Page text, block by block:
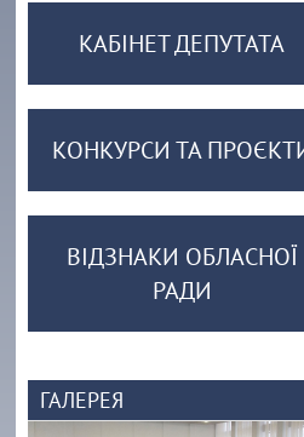
КАБІНЕТ ДЕПУТАТА
КОНКУРСИ ТА
ВІДЗНАКИ ОБЛАСНОЇ
РАДИ
ГАЛЕРЕЯ